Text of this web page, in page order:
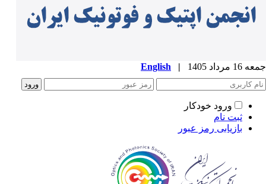
مرداد 1405 |
English
ورود خودکار
ثبت نام
بازیابی رمز عبور